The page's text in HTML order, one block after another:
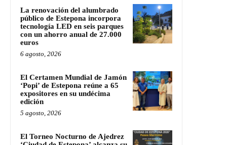
La renovación del alumbrado
público de Estepona incorpora
tecnología LED en seis parques
con un ahorro anual de 27.000
euros
6 agosto, 2026
El Certamen Mundial de Jamón
‘Popi’ de Estepona reúne a 65
expositores en su undécima
edición
5 agosto, 2026
El Torneo Nocturno de Ajedrez